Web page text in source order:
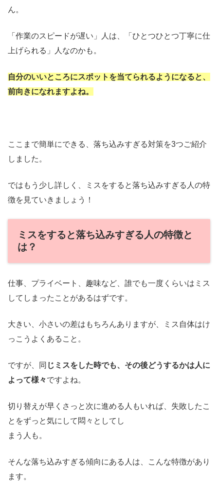
ん。
「作業のスピードが遅い」人は、「ひとつひとつ丁寧に仕
上げられる」人なのかも。
自分のいいところにスポットを当てられるようになると、
前向きになれますよね。
ここまで簡単にできる、落ち込みすぎる対策を3つご紹介
しました。
ではもう少し詳しく、ミスをすると落ち込みすぎる人の特
徴を見ていきましょう！
ミスをすると落ち込みすぎる人の特徴と
は？
仕事、プライベート、趣味など、誰でも一度くらいはミス
してしまったことがあるはずです。
大きい、小さいの差はもちろんありますが、ミス自体はけ
っこうよくあること。
ですが、同 じミスをした時でも、その後どうするかは人に
よって様々ですよね。
切り替えが早くさっと次に進める人もいれば、失敗したこ
とをずっと気にして悶々としてし
まう人も。
そんな落ち込みすぎる傾向にある人は、こんな特徴があり
ます。